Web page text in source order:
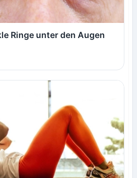
Ringe unter den Augen